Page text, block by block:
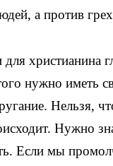
а против
нужно иметь
Нельзя,
Нужно
Если мы